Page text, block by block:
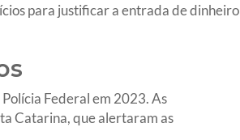
para justificar a entrada de dinheiro
Federal em 2023. As
Catarina, que alertaram as